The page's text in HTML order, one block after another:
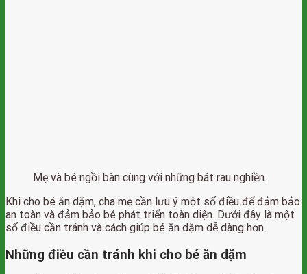
Mẹ và bé ngồi bàn cùng với những bát rau nghiền.
Khi cho bé ăn dặm, cha mẹ cần lưu ý một số điều để đảm bảo
an toàn và đảm bảo bé phát triển toàn diện. Dưới đây là một
số điều cần tránh và cách giúp bé ăn dặm dễ dàng hơn.
Những điều cần tránh khi cho bé ăn dặm